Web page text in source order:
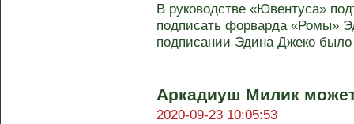
В руководстве «Ювентуса»
подписать форварда «Ромы»
подписании Эдина Джеко было
Аркадиуш Милик
2020-09-23 10:05:53